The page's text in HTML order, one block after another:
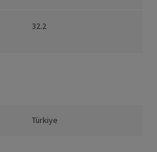
32.2
Türkiye